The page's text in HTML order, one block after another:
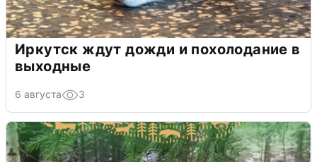
Иркутск ждут дожди и похолодание в
выходные
6 августа 3